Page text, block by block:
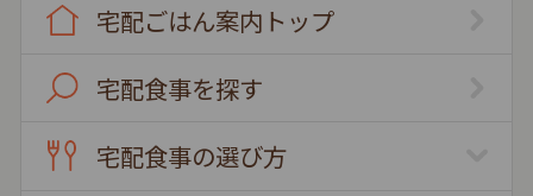
宅配ごはん案内トップ
宅配食事を探す
宅配食事の選び方